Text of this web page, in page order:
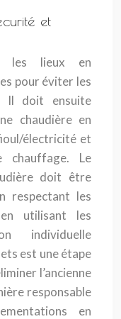
et
les lieux en
pour éviter les
Il doit ensuite
chaudière en
électricité et
chauffage. Le
doit être
respectant les
utilisant les
individuelle
est une étape
l’ancienne
responsable
en